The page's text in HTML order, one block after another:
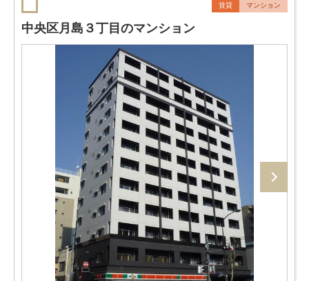
賃貸 マンション
中央区月島３丁目のマンション